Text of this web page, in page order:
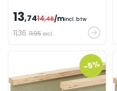
balken, maar hebben toch
een hoog draagvermogen.
spanwijdtes te overbruggen.
13,7414,46/mincl. btw
11,36 11.95 excl.
-5%